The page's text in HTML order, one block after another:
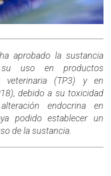
aprobado la sustancia
su uso en productos
veterinaria (TP3) y en
debido a su toxicidad
endocrina en
podido establecer un
de la sustancia.